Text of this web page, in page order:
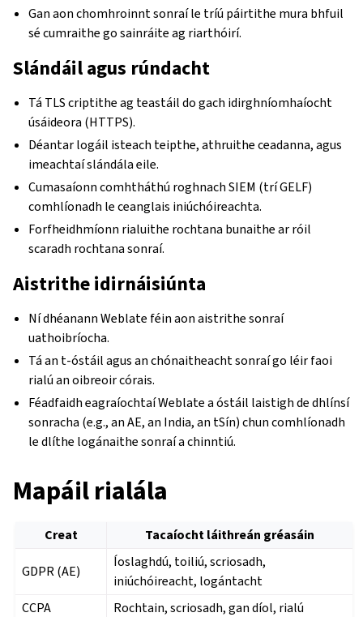
Gan aon chomhroinnt sonraí le tríú páirtithe mura bhfuil
sé cumraithe go sainráite ag riarthóirí.
Slándáil agus rúndacht
Tá TLS criptithe ag teastáil do gach idirghníomhaíocht
úsáideora (HTTPS).
Déantar logáil isteach teipthe, athruithe ceadanna, agus
imeachtaí slándála eile.
Cumasaíonn comhtháthú roghnach SIEM (trí GELF)
comhlíonadh le ceanglais iniúchóireachta.
Forfheidhmíonn rialuithe rochtana bunaithe ar róil
scaradh rochtana sonraí.
Aistrithe idirnáisiúnta
Ní dhéanann Weblate féin aon aistrithe sonraí
uathoibríocha.
Tá an t-óstáil agus an chónaitheacht sonraí go léir faoi
rialú an oibreoir córais.
Féadfaidh eagraíochtaí Weblate a óstáil laistigh de dhlínsí
sonracha (e.g., an AE, an India, an tSín) chun comhlíonadh
le dlíthe logánaithe sonraí a chinntiú.
Mapáil rialála
Creat Tacaíocht láithreán gréasáin
GDPR (AE)
Íoslaghdú, toiliú, scriosadh,
iniúchóireacht, logántacht
CCPA
Rochtain, scriosadh, gan díol, rialú